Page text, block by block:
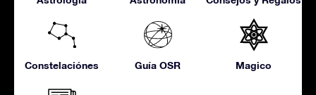
Constelaciónes Guía OSR Magico